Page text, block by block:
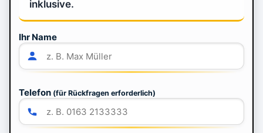
inklusive.
Ihr Name
Telefon (für Rückfragen erforderlich)